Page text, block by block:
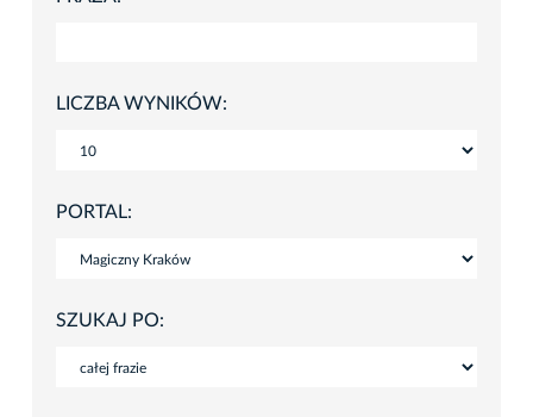
LICZBA WYNIKÓW:
PORTAL:
SZUKAJ PO: